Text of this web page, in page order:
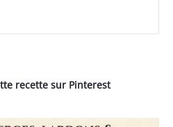
recette sur Pinterest